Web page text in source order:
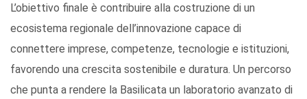
L’obiettivo finale è contribuire alla costruzione di un
ecosistema regionale dell’innovazione capace di
connettere imprese, competenze, tecnologie e istituzioni,
favorendo una crescita sostenibile e duratura. Un percorso
che punta a rendere la Basilicata un laboratorio avanzato di